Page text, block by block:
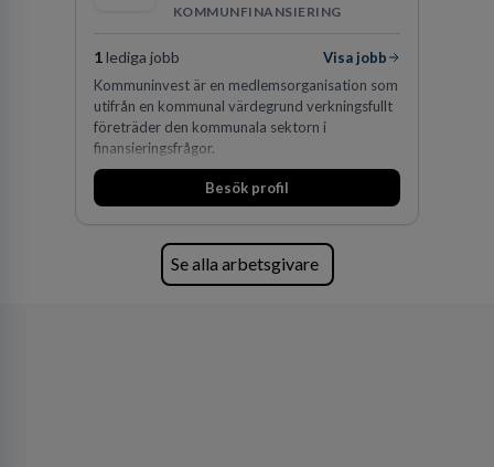
KOMMUNFINANSIERING
1lediga jobb
Visa jobb
Kommuninvest är en medlemsorganisation som
utifrån en kommunal värdegrund verkningsfullt
företräder den kommunala sektorn i
finansieringsfrågor.
Besök profil
Se alla arbetsgivare